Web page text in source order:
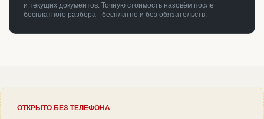
и текущих документов. Точную стоимость назовём после
бесплатного разбора - бесплатно и без обязательств.
ОТКРЫТО БЕЗ ТЕЛЕФОНА